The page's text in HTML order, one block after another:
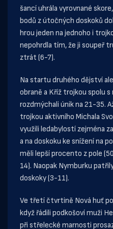
šancí uhrála vyrovnané
bodů z útočných doskoků
hrou jeden na jednoho i
nepohrdla tím, že ji soupeř
ztrát (6-7).
Na startu druhého dějství
obraně a Kříž trojkou spolu
rozdmýchali únik na 21-35.
trojkou aktivního Michala
využili ledabylostí zejména
a na doskoku ke snížení na
měli lepší procento z pole
14). Naopak Nymburku
doskoky (3-11).
Ve třetí čtvrtině Nová huť
když řádili podkošoví muži
při střelecké marnosti